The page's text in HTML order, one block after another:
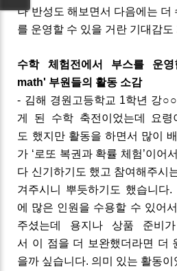
나 반성도 해보면서 다음에는 더
를 운영할 수 있을 거란 기대감도
수학 체험전에서 부스를 운영
math' 부원들의 활동 소감
- 김해 경원고등학교 1학년 강○○
게
된 수학 축전이었는데 요령
도 했지만 활동을 하면서 많이
가 ‘로또 복권과 확률 체험’이어서
다 신기하기도 했고 참여해주시
겨주시니
뿌듯하기도 했습니다.
에
많은 인원을 수용할 수 있어서
주셨는데
용지나 상품 준비가
서 이 점을 더 보완했더라면 더
을까 싶습니다. 의미 있는 활동이